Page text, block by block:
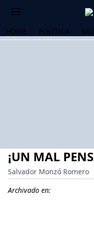
HOME POLÍTICA
¡UN MAL
Salvador Monzó Romero
Archivado en: